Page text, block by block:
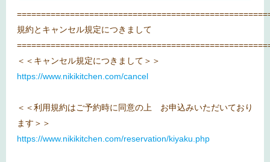
規約とキャンセル規定につきまして
＜＜キャンセル規定につきまして＞＞
https://www.nikikitchen.com/cancel
＜＜利用規約はご予約時に同意の上 お申込みいただいており
ます＞＞
https://www.nikikitchen.com/reservation/kiyaku.php